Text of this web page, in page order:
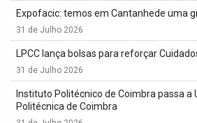
Expofacic: temos em Cantanhede uma
31 de Julho 2026
LPCC lança bolsas para reforçar
31 de Julho 2026
Instituto Politécnico de Coimbra passa a
Politécnica de Coimbra